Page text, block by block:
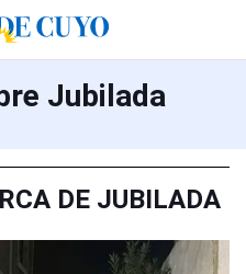
Jubilada
DE JUBILADA